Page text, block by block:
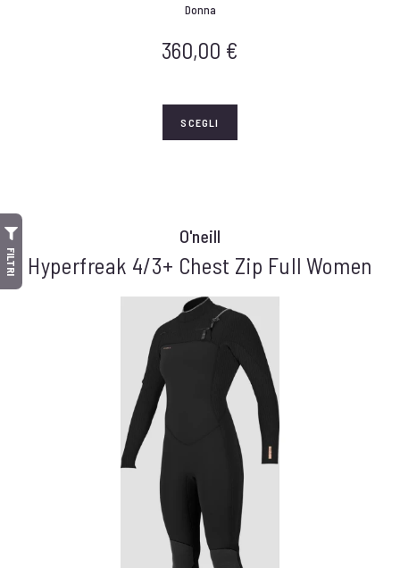
FILTRI
Donna
360,00 €
SCEGLI
O'neill
Hyperfreak 4/3+ Chest Zip Full Women